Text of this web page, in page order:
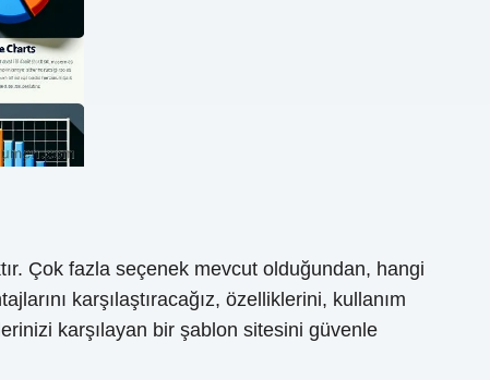
Çok fazla seçenek mevcut olduğundan, hangi
karşılaştıracağız, özelliklerini, kullanım
karşılayan bir şablon sitesini güvenle